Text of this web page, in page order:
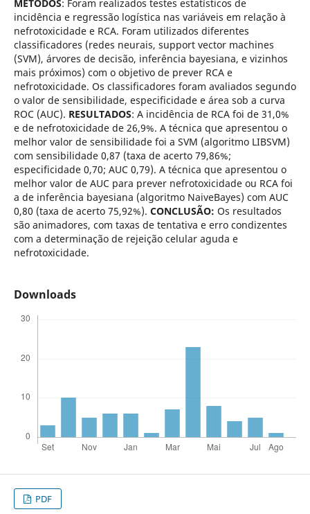
MÉTODOS: Foram realizados testes estatísticos de
incidência e regressão logística nas variáveis em relação à
nefrotoxicidade e RCA. Foram utilizados diferentes
classificadores (redes neurais, support vector machines
(SVM), árvores de decisão, inferência bayesiana, e vizinhos
mais próximos) com o objetivo de prever RCA e
nefrotoxicidade. Os classificadores foram avaliados segundo
o valor de sensibilidade, especificidade e área sob a curva
ROC (AUC). RESULTADOS: A incidência de RCA foi de 31,0%
e de nefrotoxicidade de 26,9%. A técnica que apresentou o
melhor valor de sensibilidade foi a SVM (algoritmo LIBSVM)
com sensibilidade 0,87 (taxa de acerto 79,86%;
especificidade 0,70; AUC 0,79). A técnica que apresentou o
melhor valor de AUC para prever nefrotoxicidade ou RCA foi
a de inferência bayesiana (algoritmo NaiveBayes) com AUC
0,80 (taxa de acerto 75,92%). CONCLUSÃO: Os resultados
são animadores, com taxas de tentativa e erro condizentes
com a determinação de rejeição celular aguda e
nefrotoxicidade.
Downloads
PDF